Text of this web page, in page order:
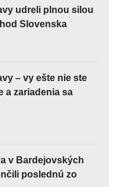
udreli plnou silou
Slovenska
– vy ešte nie ste
a zariadenia sa
v Bardejovských
poslednú zo